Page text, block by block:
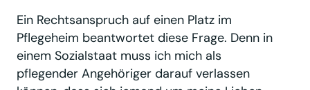
Ein Rechtsanspruch auf einen Platz im
Pflegeheim beantwortet diese Frage. Denn in
einem Sozialstaat muss ich mich als
pflegender Angehöriger darauf verlassen